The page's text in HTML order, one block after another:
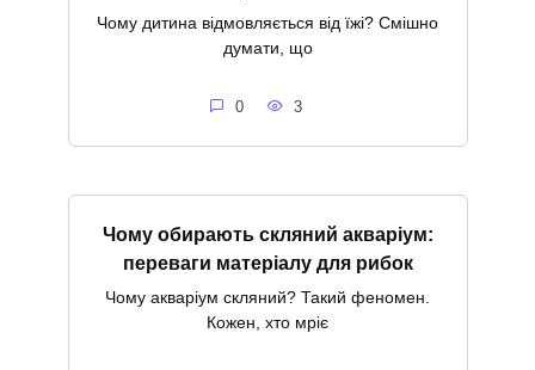
Чому дитина відмовляється від їжі? Смішно
думати, що
0 3
Чому обирають скляний акваріум:
переваги матеріалу для рибок
Чому акваріум скляний? Такий феномен.
Кожен, хто мріє